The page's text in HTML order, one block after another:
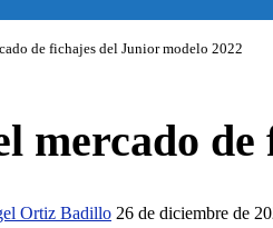
de fichajes del Junior modelo 2022
mercado
Ortiz Badillo 26 de diciembre de